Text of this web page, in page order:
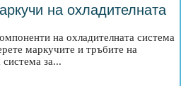
на охладителната
на охладителната система
маркучите и тръбите на
система за...